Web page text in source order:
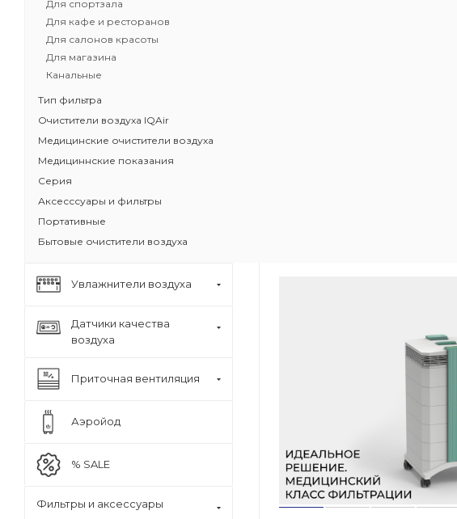
Для спортзала
Для кафе и ресторанов
Для салонов красоты
Для магазина
Канальные
Тип фильтра
Очистители воздуха IQAir
Медицинские очистители воздуха
Медициннские показания
Серия
Аксесссуары и фильтры
Портативные
Бытовые очистители воздуха
Увлажнители воздуха
Датчики качества
воздуха
Приточная вентиляция
Аэройод
% SALE
Фильтры и аксессуары